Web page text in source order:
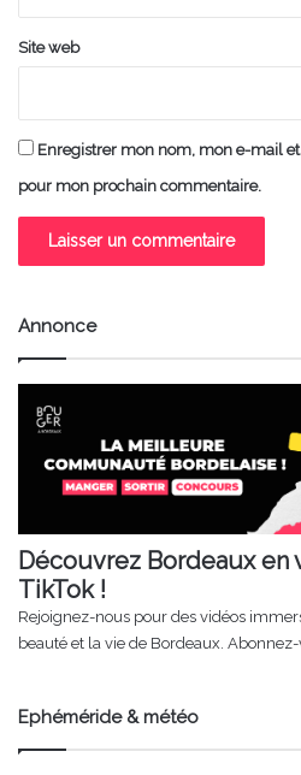
Site web
Enregistrer mon nom, mon e-mail
pour mon prochain commentaire.
Annonce
Découvrez Bordeaux en
TikTok !
Rejoignez-nous pour des vidéos
beauté et la vie de Bordeaux.
Ephéméride & météo